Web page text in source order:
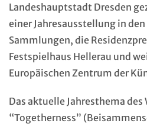
Landeshauptstadt Dresden
einer Jahresausstellung in
Sammlungen, die
Festspielhaus Hellerau und
Europäischen Zentrum der
Das aktuelle Jahresthema
“Togetherness”